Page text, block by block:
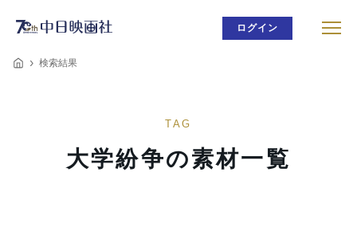
ログイン
検索結果
TAG
大学紛争の素材一覧